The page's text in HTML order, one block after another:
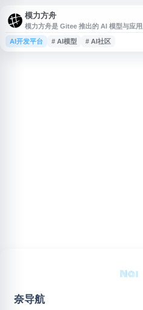
模力方舟
模力方舟是 Gitee 推出的 AI 模型与应
型，覆盖大语言模型、文本生成、图像
理、训练、微调、部署及算力支持，面
AI开发平台 # AI模型 # AI社区
奈导航